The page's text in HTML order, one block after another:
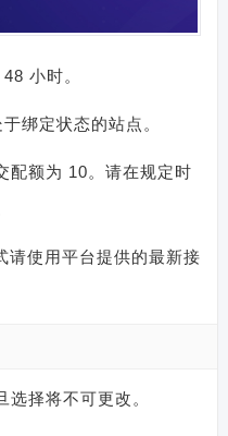
小时。
绑定状态的站点。
配额为 10。请在规定时
请使用平台提供的最新接
择将不可更改。